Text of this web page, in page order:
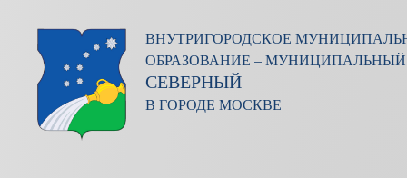
ВНУТРИГОРОДСКОЕ
ОБРАЗОВАНИЕ – МУНИЦИПАЛЬНЫЙ
СЕВЕРНЫЙ
В ГОРОДЕ МОСКВЕ